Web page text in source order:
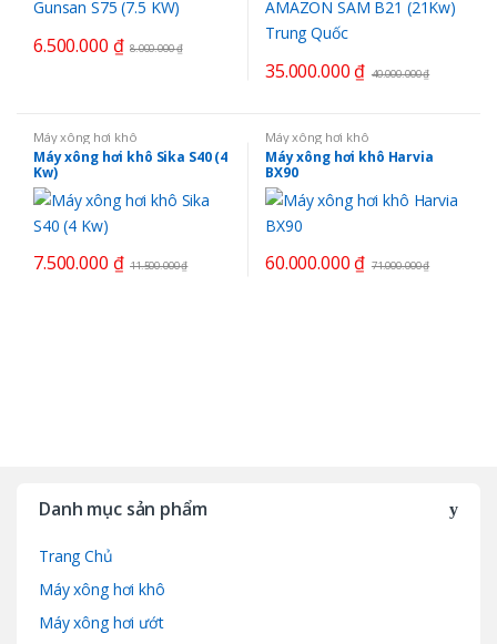
6.500.000 ₫ 8.000.000₫
35.000.000 ₫ 40.000.000₫
Máy xông hơi khô
Máy xông hơi khô Sika S40 (4
Kw)
7.500.000 ₫ 11.500.000₫
Máy xông hơi khô
Máy xông hơi khô Harvia
BX90
60.000.000 ₫ 71.000.000₫
Danh mục sản phẩm
Trang Chủ
Máy xông hơi khô
Máy xông hơi ướt